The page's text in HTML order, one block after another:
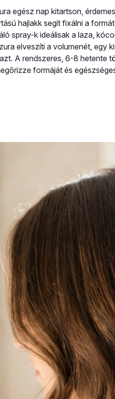
egész nap kitartson,
hajlakk segít fixálni a
spray-k ideálisak a laza,
elveszíti a volumenét, egy
A rendszeres, 6-8 hetente
formáját és